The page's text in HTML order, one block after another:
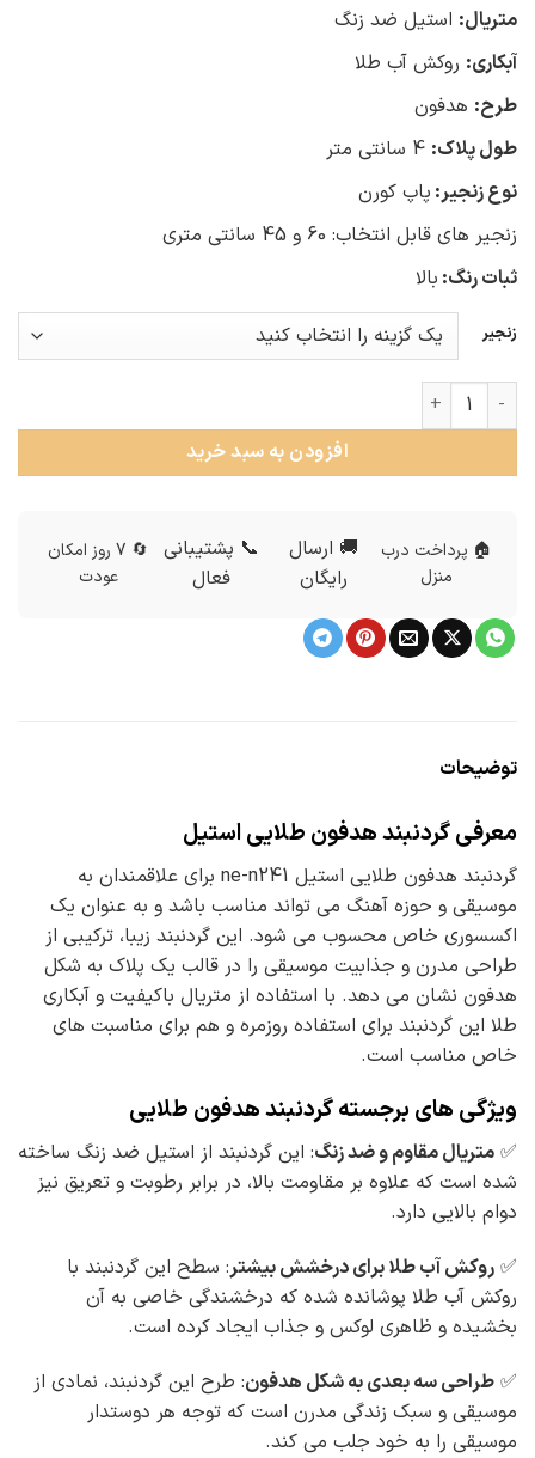
متریال: استیل ضد زنگ
آبکاری: روکش آب طلا
طرح: هدفون
طول پلاک:
نوع زنجیر: پاپ کورن
زنجیر های قابل انتخاب: 60 و 45 سانتی متری
ثبات رنگ: بالا
زنجیر
گردنبند هدفون طلایی استیل عدد
افزودن به سبد خرید
🏠 پرداخت درب
منزل
🚚 ارسال
رایگان
📞 پشتیبانی
فعال
🔄 7 روز امکان
عودت
توضیحات
معرفی گردنبند هدفون طلایی استیل
گردنبند هدفون طلایی استیل ne-n241 برای علاقمندان به
موسیقی و حوزه آهنگ می تواند مناسب باشد و به عنوان یک
اکسسوری خاص محسوب می شود. این گردنبند زیبا، ترکیبی از
طراحی مدرن و جذابیت موسیقی را در قالب یک پلاک به شکل
هدفون نشان می دهد. با استفاده از متریال باکیفیت و آبکاری
طلا این گردنبند برای استفاده روزمره و هم برای مناسبت های
خاص مناسب است.
ویژگی های برجسته گردنبند هدفون طلایی
✅ متریال مقاوم و ضد زنگ: این گردنبند از استیل ضد زنگ ساخته
شده است که علاوه بر مقاومت بالا، در برابر رطوبت و تعریق نیز
دوام بالایی دارد.
✅ روکش آب طلا برای درخشش بیشتر: سطح این گردنبند با
روکش آب طلا پوشانده شده که درخشندگی خاصی به آن
بخشیده و ظاهری لوکس و جذاب ایجاد کرده است.
✅ طراحی سه بعدی به شکل هدفون: طرح این گردنبند، نمادی از
موسیقی و سبک زندگی مدرن است که توجه هر دوستدار
موسیقی را به خود جلب می کند.